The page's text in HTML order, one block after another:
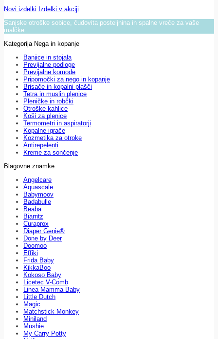
Novi izdelki Izdelki v akciji
Sanjske otroške sobice, čudovita posteljnina in spalne vreče za vaše
malčke.
Kategorija Nega in kopanje
Banjice in stojala
Previjalne podloge
Previjalne komode
Pripomočki za nego in kopanje
Brisače in kopalni plašči
Tetra in muslin plenice
Pleničke in robčki
Otroške kahlice
Koši za plenice
Termometri in aspiratorji
Kopalne igrače
Kozmetika za otroke
Antirepelenti
Kreme za sončenje
Blagovne znamke
Angelcare
Aquascale
Babymoov
Badabulle
Beaba
Biarritz
Curaprox
Diaper Genie®
Done by Deer
Doomoo
Effiki
Frida Baby
KikkaBoo
Kokoso Baby
Licetec V-Comb
Linea Mamma Baby
Little Dutch
Magic
Matchstick Monkey
Miniland
Mushie
My Carry Potty